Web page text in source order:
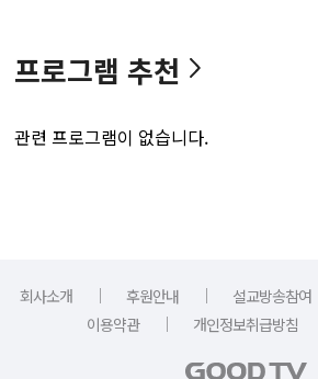
프로그램 추천
관련 프로그램이 없습니다.
회사소개 ｜ 후원안내 ｜ 설교방송참여
이용약관
｜ 개인정보취급방침